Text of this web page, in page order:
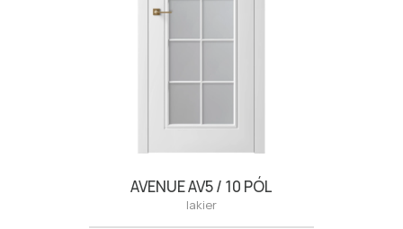
AVENUE AV5 / 10 PÓL
lakier